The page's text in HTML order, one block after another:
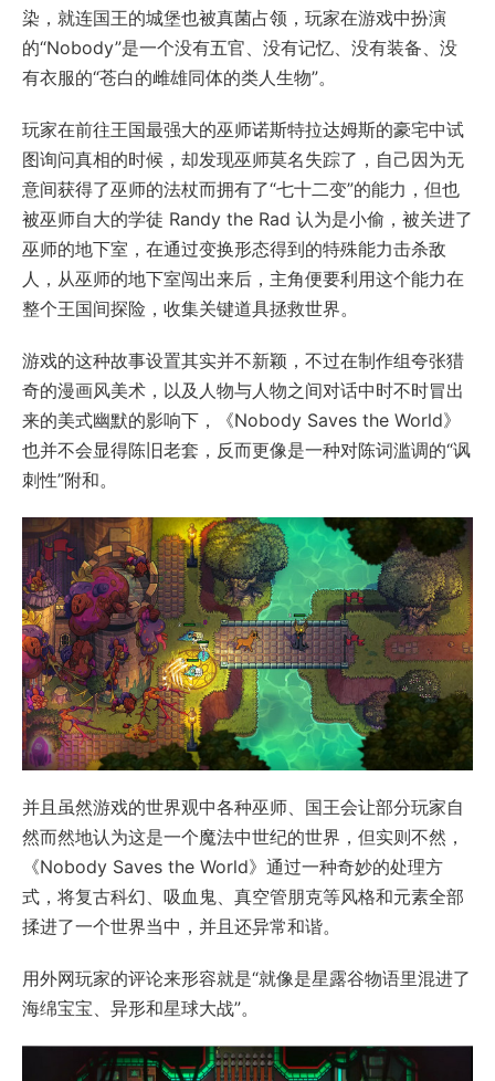
染，就连国王的城堡也被真菌占领，玩家在游戏中扮演
的“Nobody”是一个没有五官、没有记忆、没有装备、没
有衣服的“苍白的雌雄同体的类人生物”。
玩家在前往王国最强大的巫师诺斯特拉达姆斯的豪宅中试
图询问真相的时候，却发现巫师莫名失踪了，自己因为无
意间获得了巫师的法杖而拥有了“七十二变”的能力，但也
被巫师自大的学徒 Randy the Rad 认为是小偷，被关进了
巫师的地下室，在通过变换形态得到的特殊能力击杀敌
人，从巫师的地下室闯出来后，主角便要利用这个能力在
整个王国间探险，收集关键道具拯救世界。
游戏的这种故事设置其实并不新颖，不过在制作组夸张猎
奇的漫画风美术，以及人物与人物之间对话中时不时冒出
来的美式幽默的影响下，《Nobody Saves the World》
也并不会显得陈旧老套，反而更像是一种对陈词滥调的“讽
刺性”附和。
并且虽然游戏的世界观中各种巫师、国王会让部分玩家自
然而然地认为这是一个魔法中世纪的世界，但实则不然，
《Nobody Saves the World》通过一种奇妙的处理方
式，将复古科幻、吸血鬼、真空管朋克等风格和元素全部
揉进了一个世界当中，并且还异常和谐。
用外网玩家的评论来形容就是“就像是星露谷物语里混进了
海绵宝宝、异形和星球大战”。